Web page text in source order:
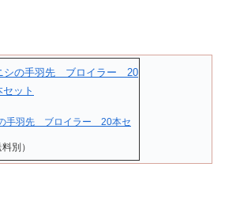
手羽先 ブロイラー 20本セ
別）